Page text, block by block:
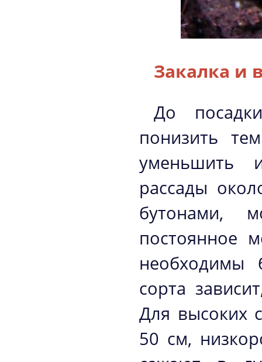
Закалка и
До
понизить
уменьшить
рассады
бутонами,
постоянное
необходимы
сорта
Для высоких
50 см,